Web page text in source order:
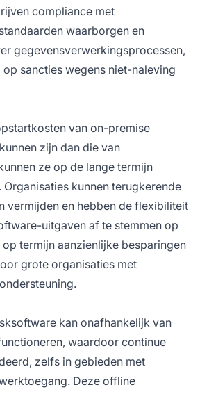
compliance met
waarborgen en
gegevensverwerkingsprocessen,
sancties wegens niet-naleving
van on-premise
zijn dan die van
ze op de lange termijn
kunnen terugkerende
vermijden en hebben de flexibiliteit
uitgaven af te stemmen op
termijn aanzienlijke besparingen
grote organisaties met
kan onafhankelijk van
waardoor continue
zelfs in gebieden met
Deze offline